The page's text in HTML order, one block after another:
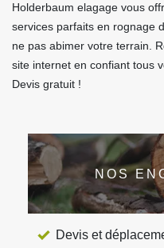
Holderbaum elagage vous
services parfaits en rognage
ne pas abimer votre terrain.
site internet en confiant tous
Devis gratuit !
NOS
Devis et